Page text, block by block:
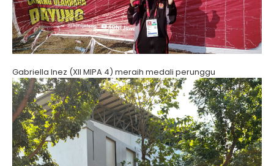
Gabriella Inez (XII MIPA 4) meraih medali perunggu